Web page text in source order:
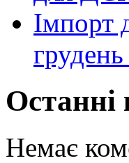
Імпорт
Останні
Немає